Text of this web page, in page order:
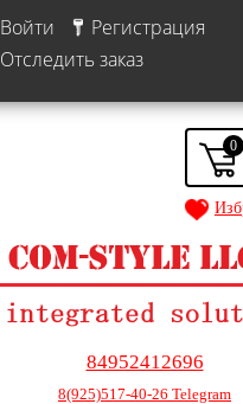
Войти
Регистрация
Отследить заказ
84952412696
8(925)517-40-26 Telegram
0